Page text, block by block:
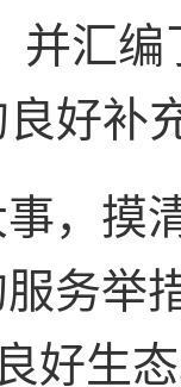
并汇
好补
，摸
务举
好生